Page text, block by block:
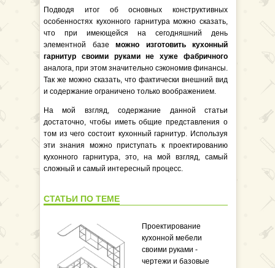
Подводя итог об основных конструктивных
особенностях кухонного гарнитура можно сказать,
что при имеющейся на сегодняшний день
элементной базе можно изготовить кухонный
гарнитур своими руками не хуже фабричного
аналога, при этом значительно сэкономив финансы.
Так же можно сказать, что фактически внешний вид
и содержание ограничено только воображением.
На мой взгляд, содержание данной статьи
достаточно, чтобы иметь общие представления о
том из чего состоит кухонный гарнитур. Используя
эти знания можно приступать к проектированию
кухонного гарнитура, это, на мой взгляд, самый
сложный и самый интересный процесс.
СТАТЬИ ПО ТЕМЕ
Проектирование
кухонной мебели
своими руками -
чертежи и базовые